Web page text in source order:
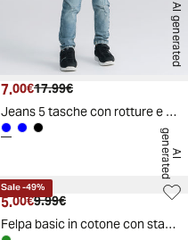
AI generated
Prezzo attuale
7.00€ Prezzo originale
17.99€
Jeans 5 tasche con rotture e vita elastica - Denim
A
I
g
e
n
e
r
a
t
e
d
Sale-49%
Prezzo attuale
5.00€ Prezzo originale
9.99€
Felpa basic in cotone con stampa sportiva - Verde salvia